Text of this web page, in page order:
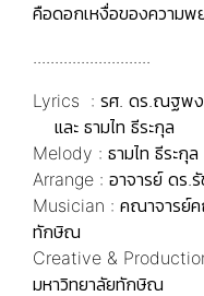
คือดอกเหงื่อของความ
Lyrics : รศ. ดร.ณฐพ
และ ธามไท ธีระกุล
Melody : ธามไท ธีระกุล
Arrange : อาจารย์ ดร
Musician : คณาจารย์ค
ทักษิณ
Creative &
มหาวิทยาลัยทักษิณ